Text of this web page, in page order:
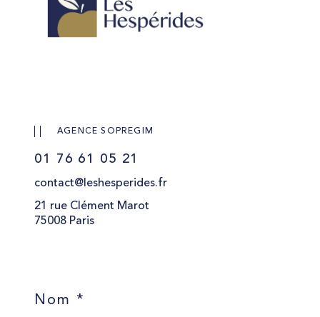
AGENCE SOPREGIM
01 76 61 05 21
contact@leshesperides.fr
21 rue Clément Marot
75008 Paris
Nom *